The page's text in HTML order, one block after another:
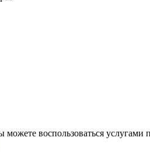
воспользоваться услугами